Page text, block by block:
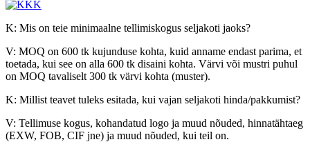
K: Mis on teie minimaalne tellimiskogus seljakoti jaoks?
V: MOQ on 600 tk kujunduse kohta, kuid anname endast parima, et
toetada, kui see on alla 600 tk disaini kohta. Värvi või mustri puhul
on MOQ tavaliselt 300 tk värvi kohta (muster).
K: Millist teavet tuleks esitada, kui vajan seljakoti hinda/pakkumist?
V: Tellimuse kogus, kohandatud logo ja muud nõuded, hinnatähtaeg
(EXW, FOB, CIF jne) ja muud nõuded, kui teil on.